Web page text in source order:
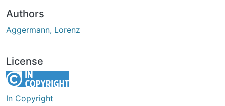
Authors
Aggermann, Lorenz
License
In Copyright